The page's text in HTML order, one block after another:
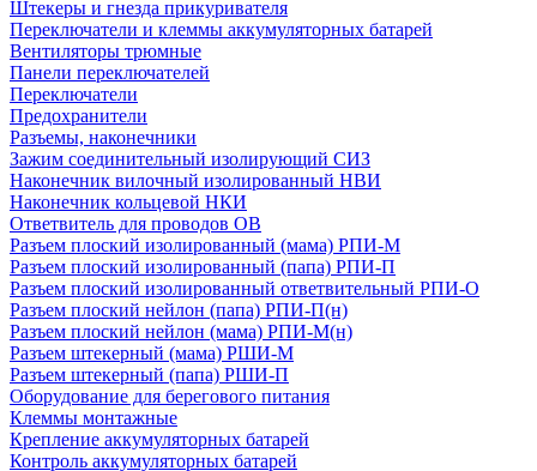
Штекеры и гнезда прикуривателя
Переключатели и клеммы аккумуляторных батарей
Вентиляторы трюмные
Панели переключателей
Переключатели
Предохранители
Разъемы, наконечники
Зажим соединительный изолирующий СИЗ
Наконечник вилочный изолированный НВИ
Наконечник кольцевой НКИ
Ответвитель для проводов ОВ
Разъем плоский изолированный (мама) РПИ-М
Разъем плоский изолированный (папа) РПИ-П
Разъем плоский изолированный ответвительный РПИ-О
Разъем плоский нейлон (папа) РПИ-П(н)
Разъем плоский нейлон (мама) РПИ-М(н)
Разъем штекерный (мама) РШИ-М
Разъем штекерный (папа) РШИ-П
Оборудование для берегового питания
Клеммы монтажные
Крепление аккумуляторных батарей
Контроль аккумуляторных батарей